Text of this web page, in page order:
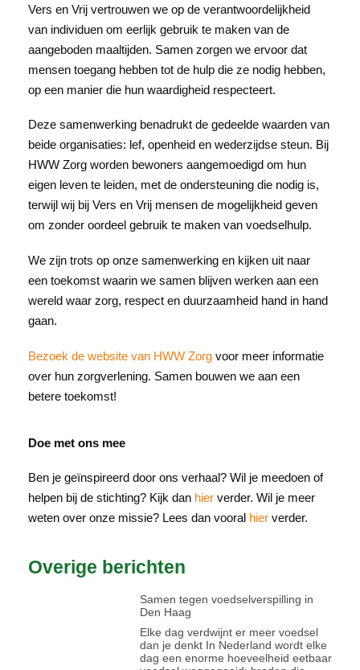
Vers en Vrij vertrouwen we op de verantwoordelijkheid
van individuen om eerlijk gebruik te maken van de
aangeboden maaltijden. Samen zorgen we ervoor dat
mensen toegang hebben tot de hulp die ze nodig hebben,
op een manier die hun waardigheid respecteert.
Deze samenwerking benadrukt de gedeelde waarden van
beide organisaties: lef, openheid en wederzijdse steun. Bij
HWW Zorg worden bewoners aangemoedigd om hun
eigen leven te leiden, met de ondersteuning die nodig is,
terwijl wij bij Vers en Vrij mensen de mogelijkheid geven
om zonder oordeel gebruik te maken van voedselhulp.
We zijn trots op onze samenwerking en kijken uit naar
een toekomst waarin we samen blijven werken aan een
wereld waar zorg, respect en duurzaamheid hand in hand
gaan.
Bezoek de website van HWW Zorg voor meer informatie
over hun zorgverlening. Samen bouwen we aan een
betere toekomst!
Doe met ons mee
Ben je geïnspireerd door ons verhaal? Wil je meedoen of
helpen bij de stichting? Kijk dan hier verder. Wil je meer
weten over onze missie? Lees dan vooral hier verder.
Overige berichten
Samen tegen voedselverspilling in
Den Haag
Elke dag verdwijnt er meer voedsel
dan je denkt In Nederland wordt elke
dag een enorme hoeveelheid eetbaar